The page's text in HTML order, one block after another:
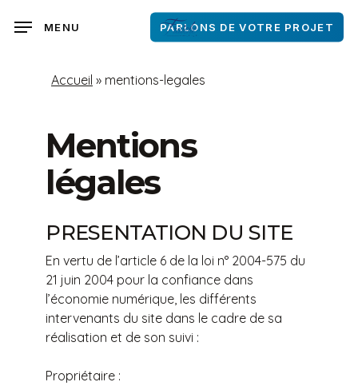
PARLONS DE VOTRE PROJET
MENU
Accueil » mentions-legales
Mentions
légales
PRESENTATION DU SITE
En vertu de l’article 6 de la loi n° 2004-575 du
21 juin 2004 pour la confiance dans
l’économie numérique, les différents
intervenants du site dans le cadre de sa
réalisation et de son suivi :
Propriétaire :